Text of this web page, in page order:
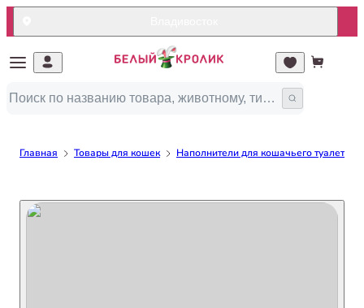
Главная Товары для кошек Наполнители для кошачьего туалета/